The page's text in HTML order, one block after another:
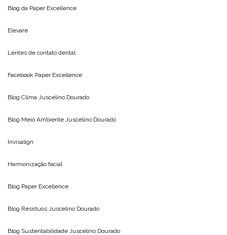
Blog da Paper Excellence
Elevare
Lentes de contato dental
Facebook Paper Excellence
Blog Clima Juscelino Dourado
Blog Meio Ambiente Juscelino Dourado
Invisalign
Harmonização facial
Blog Paper Excellence
Blog Resíduos Juscelino Dourado
Blog Sustentabilidade Juscelino Dourado